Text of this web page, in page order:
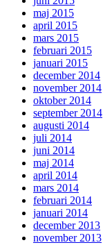
maj 2015
april 2015
mars 2015
februari 2015
januari 2015
december 2014
november 2014
oktober 2014
september 2014
augusti 2014
juli 2014
juni 2014
maj 2014
april 2014
mars 2014
februari 2014
januari 2014
december 2013
november 2013